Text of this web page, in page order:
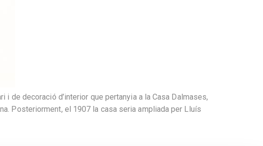
i de decoració d’interior que pertanyia a la Casa Dalmases,
Posteriorment, el 1907 la casa seria ampliada per Lluís